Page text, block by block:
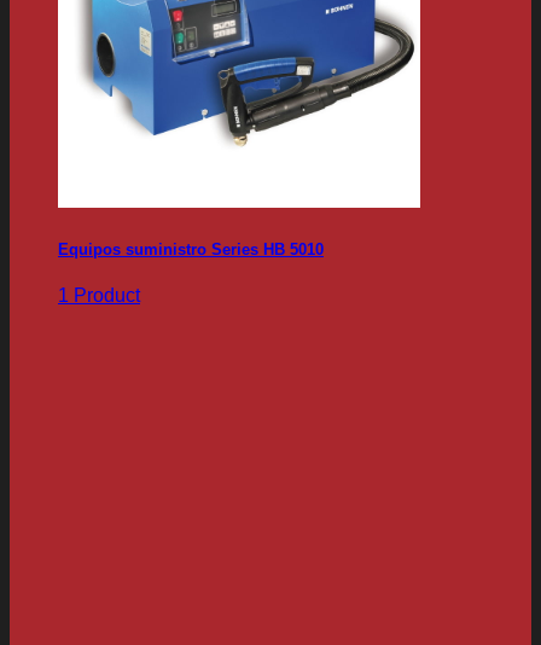
Equipos suministro Series HB 5010
1 Product